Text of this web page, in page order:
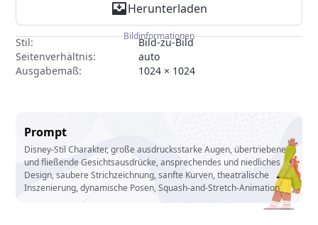
Herunterladen
Bildinformationen
Stil:
Bild-zu-Bild
Seitenverhältnis:
auto
Ausgabemaß:
1024 × 1024
Prompt
Disney-Stil Charakter, große ausdrucksstarke Augen, übertriebene
und fließende Gesichtsausdrücke, ansprechendes und niedliches
Design, saubere Strichzeichnung, sanfte Kurven, theatralische
Inszenierung, dynamische Posen, Squash-and-Stretch-Animation